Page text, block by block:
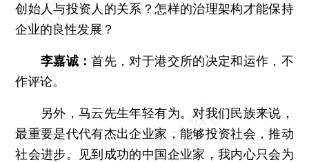
创始人与投资人的关系？怎样的治理架构才能保持
企业的良性发展？
李嘉诚：首先，对于港交所的决定和运作，不
作评论。
另外，马云先生年轻有为。对我们民族来说，
最重要是代代有杰出企业家，能够投资社会，推动
社会进步。见到成功的中国企业家，我内心只会为